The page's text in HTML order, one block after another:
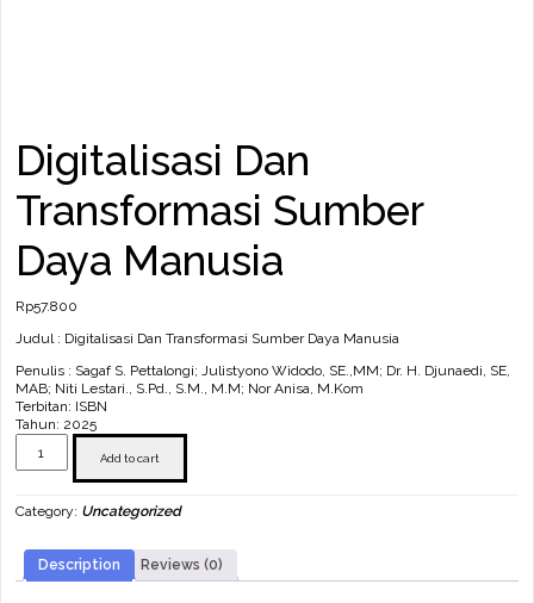
Digitalisasi Dan
Transformasi Sumber
Daya Manusia
Rp57.800
Judul : Digitalisasi Dan Transformasi Sumber Daya Manusia
Penulis : Sagaf S. Pettalongi; Julistyono Widodo, SE.,MM; Dr. H. Djunaedi, SE,
MAB; Niti Lestari., S.Pd., S.M., M.M; Nor Anisa, M.Kom
Terbitan: ISBN
Tahun: 2025
Digitalisasi
Dan
Transformasi
Daya
quantity
Add to cart
Category: Uncategorized
Description Reviews (0)